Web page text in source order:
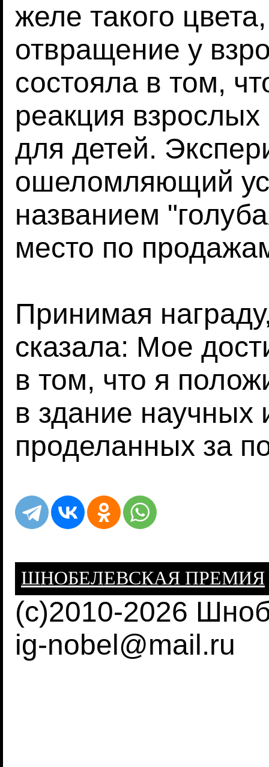
желе такого
отвращение у
состояла в том,
реакция взрослых
для детей.
ошеломляющий
названием
место по
Принимая
сказала: Мое
в том, что я
в здание научных
проделанных за
ШНОБЕЛЕВСКАЯ ПРЕМИЯ
(c)2010-2026
ig-nobel@mail.ru